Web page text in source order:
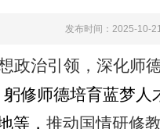
发布时间：2025-10-
政治引领，深化师
修师德培育蓝梦
等， 推动国情研修